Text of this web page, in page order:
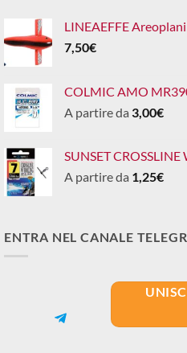
LINEAEFFE
7,50€
COLMIC AMO
A partire da 3,00€
SUNSET
A partire da 1,25€
ENTRA NEL CANALE